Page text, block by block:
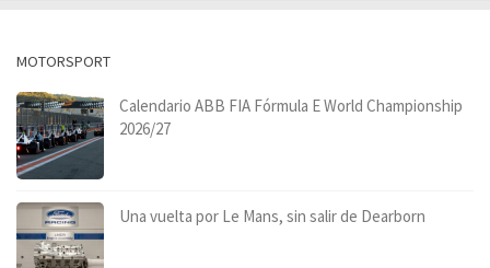
MOTORSPORT
Calendario ABB FIA Fórmula E World Championship
2026/27
Una vuelta por Le Mans, sin salir de Dearborn